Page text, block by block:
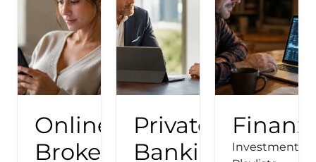
Online
Broker
Private
Banking
Investment